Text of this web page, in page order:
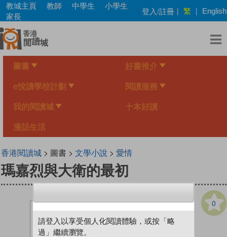
Skip
main
content
教城主頁 教師 中學生
小學生
家長
登入/註冊 | 繁 | English
圖書 好書推介
e悅讀學校計劃 閱讀服務
我的閱讀城 十本好讀
漫話生活
香港閱讀城> 圖書 > 文學小說 > 愛情
瑪嘉烈與大衛的最初
0
請登入以享受個人化閱讀體驗，或按「略
過」繼續瀏覽。